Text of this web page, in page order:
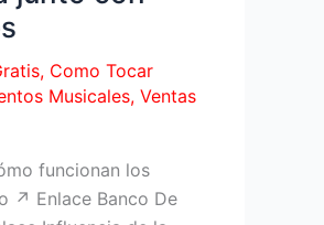
, Como Tocar
Musicales, Ventas
funcionan los
↗ Enlace Banco De